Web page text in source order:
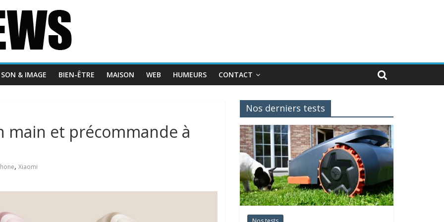
SON & IMAGE BIEN-ÊTRE MAISON WEB HUMEURS CONTACT
main et précommande à
, Xiaomi
Nos derniers tests